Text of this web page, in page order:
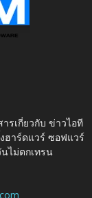
รเกี่ยวกับ ข่าวไอที
ฮาร์ดแวร์ ซอฟแวร์
ไม่ตกเทรน